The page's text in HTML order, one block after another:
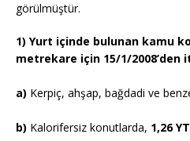
görülmüştür.
1) Yurt içinde bulunan kamu
metrekare için 15/1/2008’den
a) Kerpiç, ahşap, bağdadi ve
b) Kalorifersiz konutlarda, 1,26